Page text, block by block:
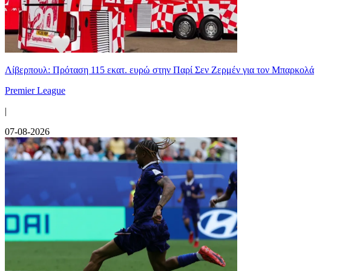
Λίβερπουλ: Πρόταση 115 εκατ. ευρώ στην Παρί Σεν Ζερμέν για τον Μπαρκολά
Premier League
|
07-08-2026